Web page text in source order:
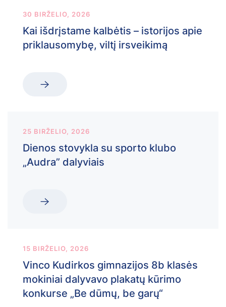
30 BIRŽELIO, 2026
Kai išdrįstame kalbėtis – istorijos apie
priklausomybę, viltį irsveikimą
25 BIRŽELIO, 2026
Dienos stovykla su sporto klubo
„Audra” dalyviais
15 BIRŽELIO, 2026
Vinco Kudirkos gimnazijos 8b klasės
mokiniai dalyvavo plakatų kūrimo
konkurse „Be dūmų, be garų“